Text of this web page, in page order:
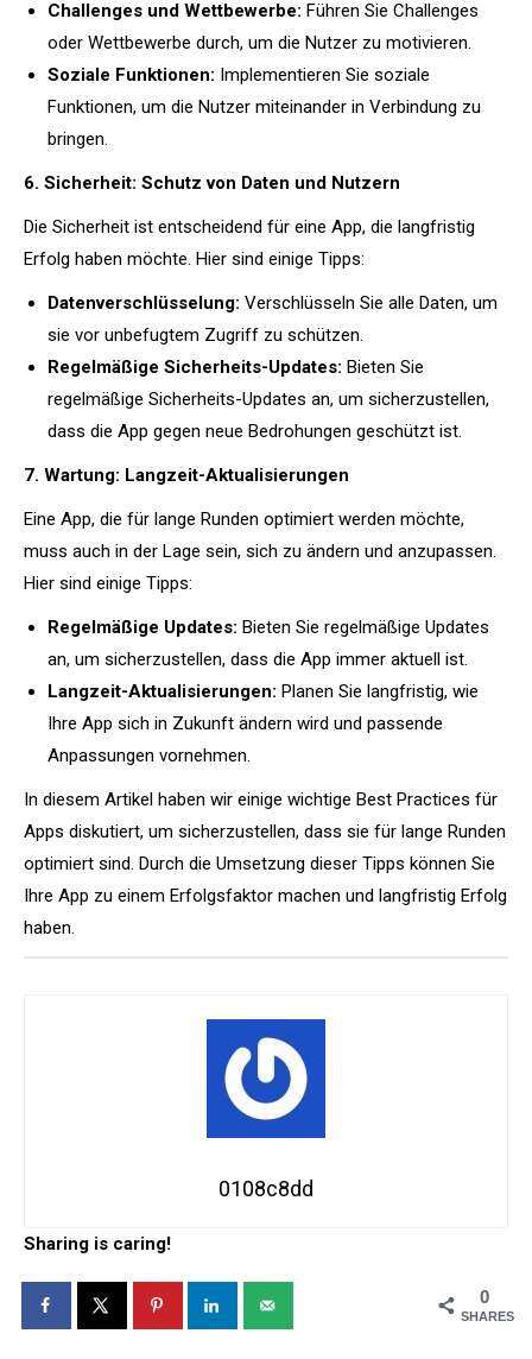
Challenges und Wettbewerbe: Führen Sie Challenges
oder Wettbewerbe durch, um die Nutzer zu motivieren.
Soziale Funktionen: Implementieren Sie soziale
Funktionen, um die Nutzer miteinander in Verbindung zu
bringen.
6. Sicherheit: Schutz von Daten und Nutzern
Die Sicherheit ist entscheidend für eine App, die langfristig
Erfolg haben möchte. Hier sind einige Tipps:
Datenverschlüsselung: Verschlüsseln Sie alle Daten, um
sie vor unbefugtem Zugriff zu schützen.
Regelmäßige Sicherheits-Updates: Bieten Sie
regelmäßige Sicherheits-Updates an, um sicherzustellen,
dass die App gegen neue Bedrohungen geschützt ist.
7. Wartung: Langzeit-Aktualisierungen
Eine App, die für lange Runden optimiert werden möchte,
muss auch in der Lage sein, sich zu ändern und anzupassen.
Hier sind einige Tipps:
Regelmäßige Updates: Bieten Sie regelmäßige Updates
an, um sicherzustellen, dass die App immer aktuell ist.
Langzeit-Aktualisierungen: Planen Sie langfristig, wie
Ihre App sich in Zukunft ändern wird und passende
Anpassungen vornehmen.
In diesem Artikel haben wir einige wichtige Best Practices für
Apps diskutiert, um sicherzustellen, dass sie für lange Runden
optimiert sind. Durch die Umsetzung dieser Tipps können Sie
Ihre App zu einem Erfolgsfaktor machen und langfristig Erfolg
haben.
0108c8dd
Sharing is caring!
0
SHARES